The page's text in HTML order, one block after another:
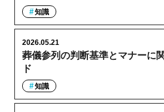
知識
葬儀参列の判断基準とマナーに
ド
2026.05.21
知識